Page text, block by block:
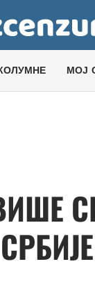
МОЈ